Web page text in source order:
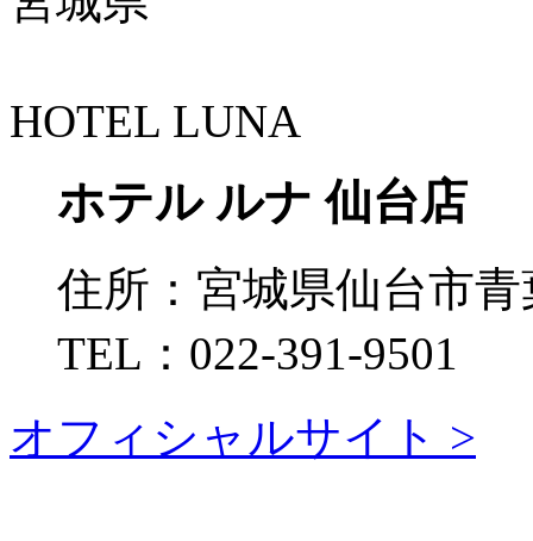
HOTEL LUNA
ホテル ルナ 仙台店
住所： 宮城県仙台市
TEL： 022-391-9501
オフィシャルサイト >